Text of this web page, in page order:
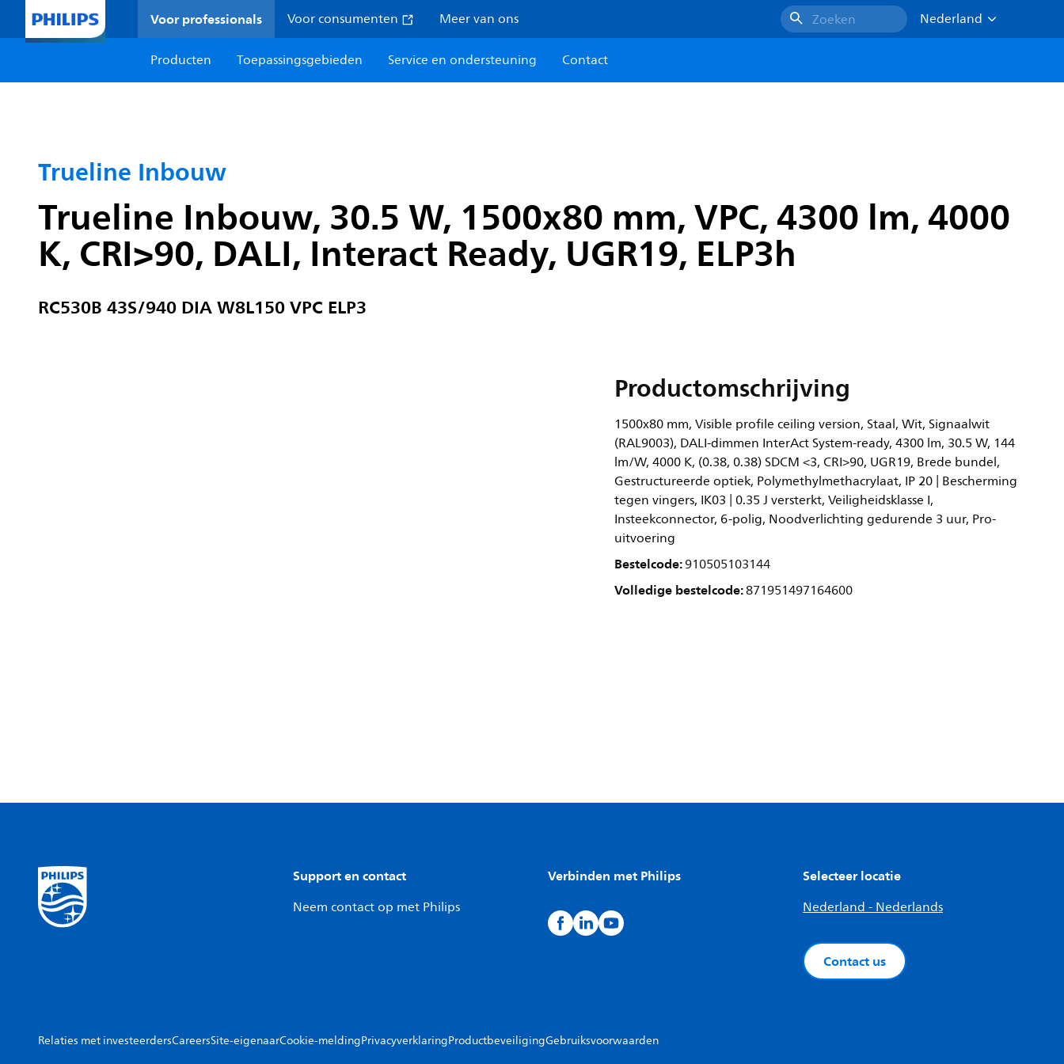
Voor professionals Voor consumenten Meer van ons Zoeken
Nederland
Producten
Toepassingsgebieden Service en ondersteuning Contact
Trueline Inbouw
Trueline Inbouw, 30.5 W, 1500x80 mm, VPC, 4300 lm, 4000
K, CRI>90, DALI, Interact Ready, UGR19, ELP3h
RC530B 43S/940 DIA W8L150 VPC ELP3
Productomschrijving
1500x80 mm, Visible profile ceiling version, Staal, Wit, Signaalwit
(RAL9003), DALI-dimmen InterAct System-ready, 4300 lm, 30.5 W, 144
lm/W, 4000 K, (0.38, 0.38) SDCM <3, CRI>90, UGR19, Brede bundel,
Gestructureerde optiek, Polymethylmethacrylaat, IP 20 | Bescherming
tegen vingers, IK03 | 0.35 J versterkt, Veiligheidsklasse I,
Insteekconnector, 6-polig, Noodverlichting gedurende 3 uur, Pro-
uitvoering
Bestelcode:910505103144
Volledige bestelcode:871951497164600
Support en contact
Neem contact op met Philips
Verbinden met Philips Selecteer locatie
Nederland - Nederlands
Contact us
Relaties met investeerdersCareersSite-eigenaarCookie-meldingPrivacyverklaringProductbeveiligingGebruiksvoorwaarden